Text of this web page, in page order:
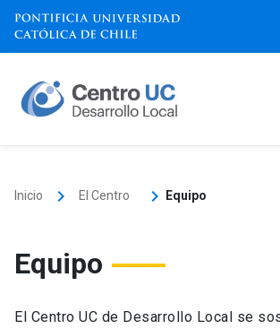
Skip
content
Inicio keyboard_arrow_right El Centro keyboard_arrow_right Equipo
Equipo
El Centro UC de Desarrollo Local se